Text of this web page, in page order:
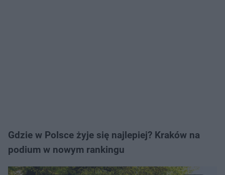
Gdzie w Polsce żyje się najlepiej? Kraków na
podium w nowym rankingu